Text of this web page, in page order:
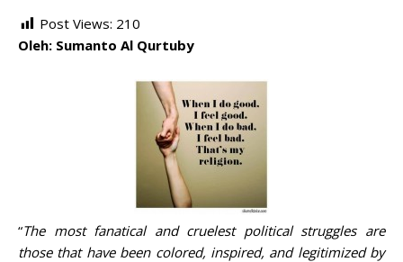
Post Views: 210
Oleh: Sumanto Al Qurtuby
“The most fanatical and cruelest political struggles are
those that have been colored, inspired, and legitimized by